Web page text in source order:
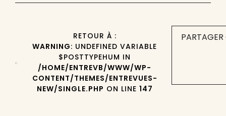
RETOUR À :
WARNING: UNDEFINED VARIABLE
$POSTTYPEHUM IN
/HOME/ENTREVB/WWW/WP-
CONTENT/THEMES/ENTREVUES-
NEW/SINGLE.PHP ON LINE 147